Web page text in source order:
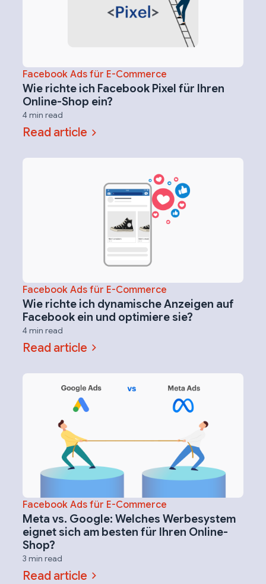
Facebook Ads für E-Commerce
Wie richte ich Facebook Pixel für Ihren
Online-Shop ein?
4 min read
Read article
Facebook Ads für E-Commerce
Wie richte ich dynamische Anzeigen auf
Facebook ein und optimiere sie?
4 min read
Read article
Facebook Ads für E-Commerce
Meta vs. Google: Welches Werbesystem
eignet sich am besten für Ihren Online-
Shop?
3 min read
Read article